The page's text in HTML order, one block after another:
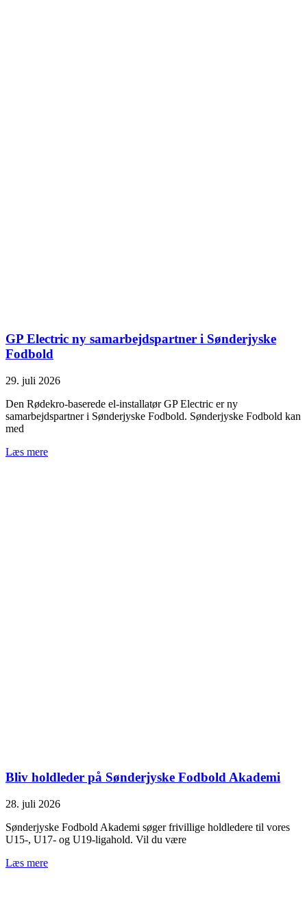
GP Electric ny samarbejdspartner i Sønderjyske
Fodbold
29. juli 2026
Den Rødekro-baserede el-installatør GP Electric er ny
samarbejdspartner i Sønderjyske Fodbold. Sønderjyske Fodbold kan
med
Læs mere
Bliv holdleder på Sønderjyske Fodbold Akademi
28. juli 2026
Sønderjyske Fodbold Akademi søger frivillige holdledere til vores
U15-, U17- og U19-ligahold. Vil du være
Læs mere